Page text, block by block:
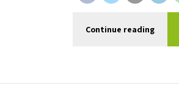
Continue reading